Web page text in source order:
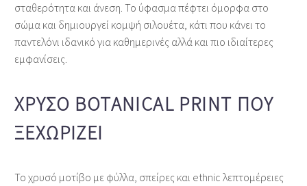
σταθερότητα και άνεση. Το ύφασμα πέφτει όμορφα στο
σώμα και δημιουργεί κομψή σιλουέτα, κάτι που κάνει το
παντελόνι ιδανικό για καθημερινές αλλά και πιο ιδιαίτερες
εμφανίσεις.
ΧΡΥΣΌ BOTANICAL PRINT ΠΟΥ
ΞΕΧΩΡΊΖΕΙ
Το χρυσό μοτίβο με φύλλα, σπείρες και ethnic λεπτομέρειες